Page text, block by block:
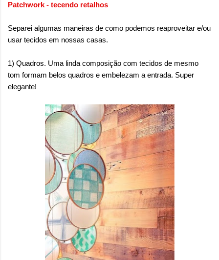
Patchwork - tecendo retalhos
Separei algumas maneiras de como podemos reaproveitar e/ou
usar tecidos em nossas casas.
1) Quadros. Uma linda composição com tecidos de mesmo
tom formam belos quadros e embelezam a entrada. Super
elegante!